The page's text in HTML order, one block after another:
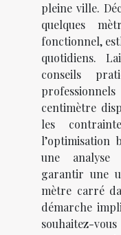
pleine ville.
quelques
fonctionnel,
quotidiens.
conseils
centimètre
les
l’optimisation
une analyse
garantir une
mètre carré
démarche
souhaitez-